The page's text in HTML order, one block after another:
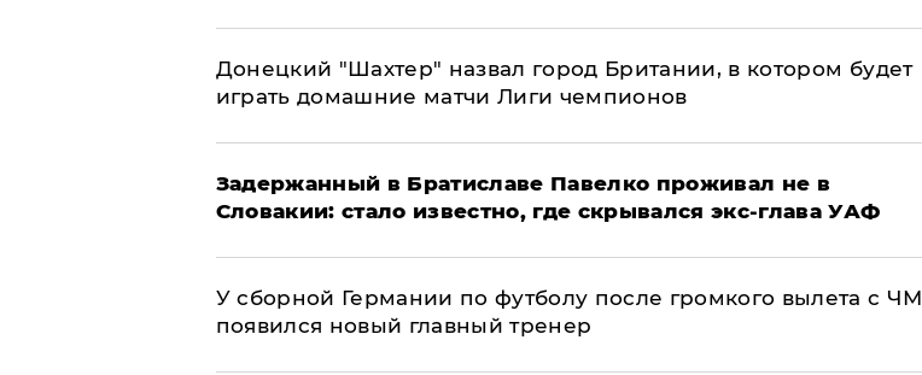
Донецкий "Шахтер" назвал город Британии, в котором будет
играть домашние матчи Лиги чемпионов
Задержанный в Братиславе Павелко проживал не в
Словакии: стало известно, где скрывался экс-глава УАФ
У сборной Германии по футболу после громкого вылета с ЧМ
появился новый главный тренер